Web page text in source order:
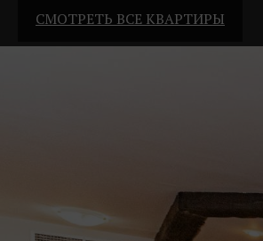
СМОТРЕТЬ ВСЕ КВАРТИРЫ